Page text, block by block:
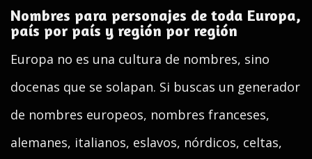
Nombres para personajes de toda Europa,
país por país y región por región
Europa no es una cultura de nombres, sino
docenas que se solapan. Si buscas un generador
de nombres europeos, nombres franceses,
alemanes, italianos, eslavos, nórdicos, celtas,